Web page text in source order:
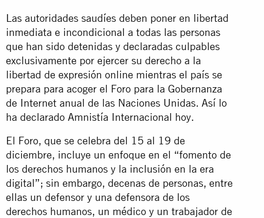
Las autoridades saudíes deben poner en libertad
inmediata e incondicional a todas las personas
que han sido detenidas y declaradas culpables
exclusivamente por ejercer su derecho a la
libertad de expresión online mientras el país se
prepara para acoger el Foro para la Gobernanza
de Internet anual de las Naciones Unidas. Así lo
ha declarado Amnistía Internacional hoy.
El Foro, que se celebra del 15 al 19 de
diciembre, incluye un enfoque en el “fomento de
los derechos humanos y la inclusión en la era
digital”; sin embargo, decenas de personas, entre
ellas un defensor y una defensora de los
derechos humanos, un médico y un trabajador de